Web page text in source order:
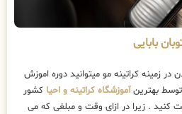
بابایی
زمینه کراتینه مو میتوانید دوره اموزش
توسط بهترینآموزشگاه کراتینه و احیا کشور
کنید . زیرا در ازای وقت و مبلغی که می